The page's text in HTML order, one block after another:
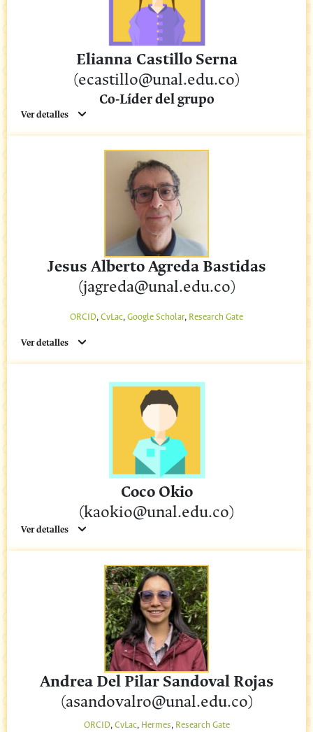
Elianna Castillo Serna
(ecastillo@unal.edu.co)
Co-Líder del grupo
Ver detalles
Jesus Alberto Agreda Bastidas
(jagreda@unal.edu.co)
ORCID, CvLac, Google Scholar, Research Gate
Ver detalles
Coco Okio
(kaokio@unal.edu.co)
Ver detalles
Andrea Del Pilar Sandoval Rojas
(asandovalro@unal.edu.co)
ORCID, CvLac, Hermes, Research Gate